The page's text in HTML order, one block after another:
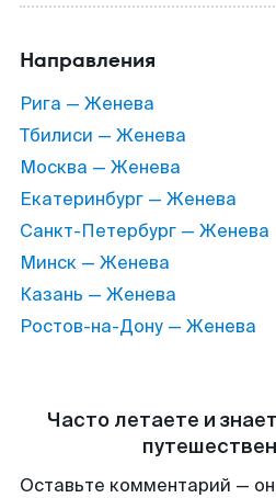
Направления
Рига — Женева
Тбилиси — Женева
Москва — Женева
Екатеринбург — Женева
Санкт-Петербург — Женева
Минск — Женева
Казань — Женева
Ростов-на-Дону — Женева
Часто летаете и
Оставьте комментарий —